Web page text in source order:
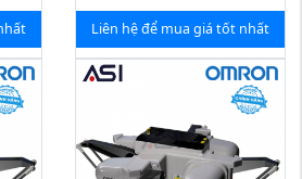
Liên hệ để mua giá tốt nhất